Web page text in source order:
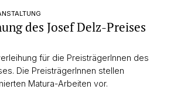
des Josef Delz-Preises
für die PreisträgerInnen des
Die PreisträgerInnen stellen
Matura-Arbeiten vor.